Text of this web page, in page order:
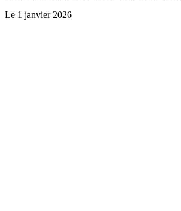
Le 1 janvier 2026